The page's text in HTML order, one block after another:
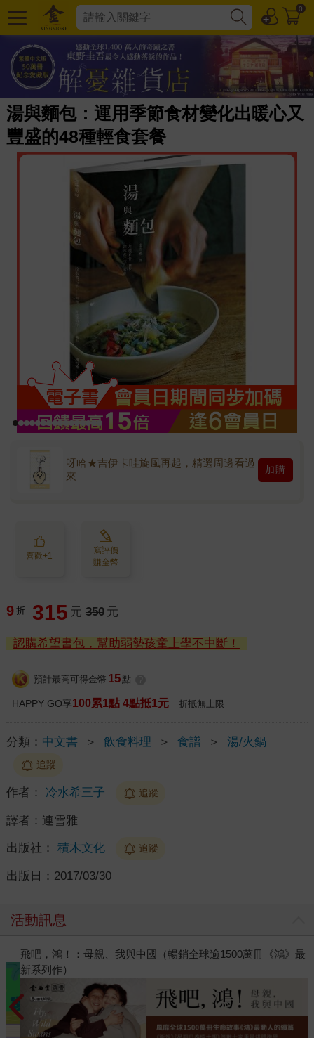
0
湯與麵包：運用季節食材變化出暖心又
豐盛的48種輕食套餐
呀哈★吉伊卡哇旋風再起，精選周邊看過
來
加購
喜歡+1
寫評價
賺金幣
9 折 315 元 350 元
認購希望書包，幫助弱勢孩童上學不中斷！
預計最高可得金幣 15 點
HAPPY GO享100累1點 4點抵1元 折抵無上限
分類： 中文書 ＞ 飲食料理 ＞ 食譜 ＞ 湯/火鍋
追蹤
作者： 冷水希三子 追蹤
譯者： 連雪雅
出版社： 積木文化 追蹤
出版日： 2017/03/30
活動訊息
讀漫遊錄-2026上半年暢銷榜
飛吧